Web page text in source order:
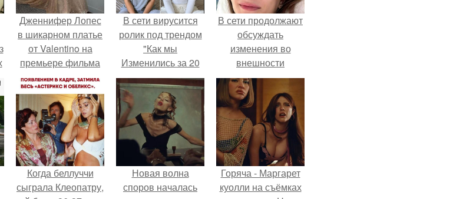
Дженнифер Лопес
в шикарном платье
от Valentino на
премьере фильма
"Моя Пиратская
Свадьба" в Лос-
анджелесе.
В сети вирусится
ролик под трендом
"Как мы
Изменились за 20
лет".
В сети продолжают
обсуждать
изменения во
внешности
актрисы.
Когда беллуччи
сыграла Клеопатру,
Новая волна
споров началась
Горяча - Маргарет
куолли на съёмках